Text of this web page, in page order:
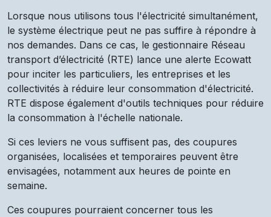
Lorsque nous utilisons tous l'électricité simultanément,
le système électrique peut ne pas suffire à répondre à
nos demandes. Dans ce cas, le gestionnaire Réseau
transport d’électricité (RTE) lance une alerte Ecowatt
pour inciter les particuliers, les entreprises et les
collectivités à réduire leur consommation d'électricité.
RTE dispose également d'outils techniques pour réduire
la consommation à l'échelle nationale.
Si ces leviers ne vous suffisent pas, des coupures
organisées, localisées et temporaires peuvent être
envisagées, notamment aux heures de pointe en
semaine.
Ces coupures pourraient concerner tous les